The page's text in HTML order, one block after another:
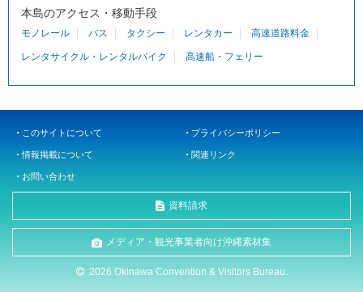
本島のアクセス・移動手段
モノレール バス タクシー レンタカー 高速道路料金
レンタサイクル・レンタルバイク 高速船・フェリー
このサイトについて プライバシーポリシー
情報掲載について 関連リンク
お問い合わせ
資料請求
メディア・観光事業者向け沖縄素材集
2026 Okinawa Convention & Visitors Bureau.